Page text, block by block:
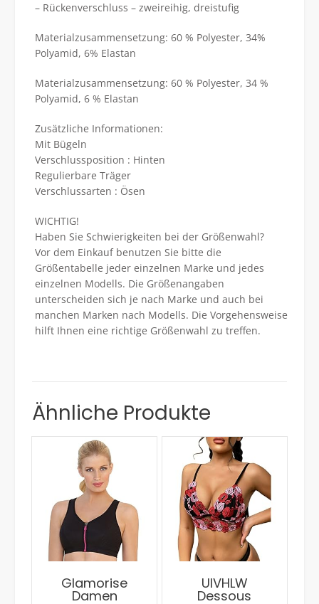
– Rückenverschluss – zweireihig, dreistufig
Materialzusammensetzung: 60 % Polyester, 34%
Polyamid, 6% Elastan
Materialzusammensetzung: 60 % Polyester, 34 %
Polyamid, 6 % Elastan
Zusätzliche Informationen:
Mit Bügeln
Verschlussposition : Hinten
Regulierbare Träger
Verschlussarten : Ösen
WICHTIG!
Haben Sie Schwierigkeiten bei der Größenwahl?
Vor dem Einkauf benutzen Sie bitte die
Größentabelle jeder einzelnen Marke und jedes
einzelnen Modells. Die Größenangaben
unterscheiden sich je nach Marke und auch bei
manchen Marken nach Modells. Die Vorgehensweise
hilft Ihnen eine richtige Größenwahl zu treffen.
Ähnliche Produkte
Glamorise
Damen
UIVHLW
Dessous